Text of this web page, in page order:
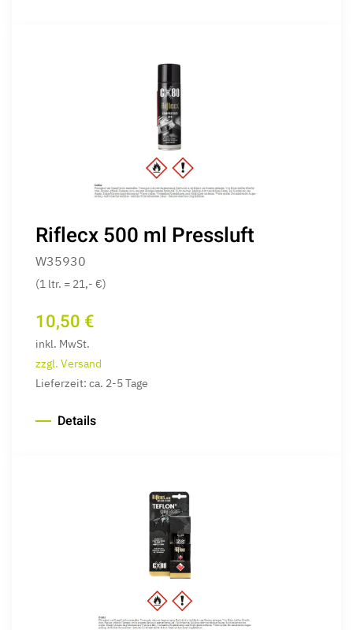
Riflecx 500 ml Pressluft
W35930
(1 ltr. = 21,- €)
10,50 €
inkl. MwSt.
zzgl. Versand
Lieferzeit: ca. 2-5 Tage
Details